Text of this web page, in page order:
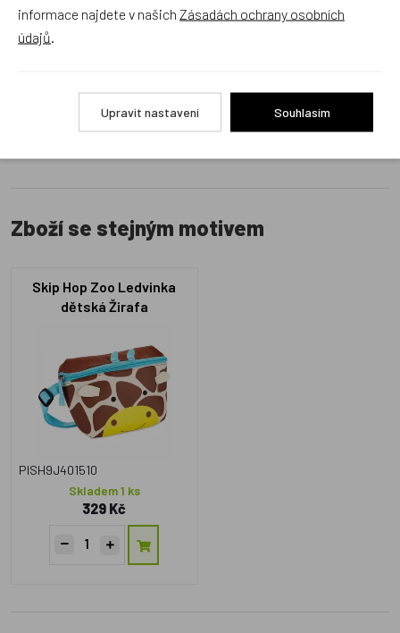
Produkt zatím nemá žádné hodnocení,
Přidat hodnocení
Zboží se stejným motivem
Skip Hop Zoo Ledvinka
dětská Žirafa
PISH9J401510
Skladem 1 ks
329 Kč
informace najdete v našich Zásadách ochrany osobních
údajů
Upravit nastavení Souhlasím